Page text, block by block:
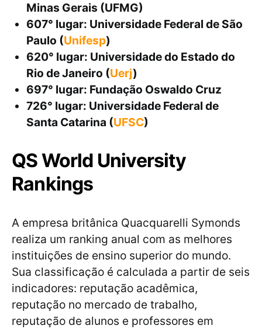
Minas Gerais (UFMG)
607° lugar: Universidade Federal de São
Paulo (Unifesp)
620° lugar: Universidade do Estado do
Rio de Janeiro (Uerj)
697° lugar: Fundação Oswaldo Cruz
726° lugar: Universidade Federal de
Santa Catarina (UFSC)
QS World University
Rankings
A empresa britânica Quacquarelli Symonds
realiza um ranking anual com as melhores
instituições de ensino superior do mundo.
Sua classificação é calculada a partir de seis
indicadores: reputação acadêmica,
reputação no mercado de trabalho,
reputação de alunos e professores em